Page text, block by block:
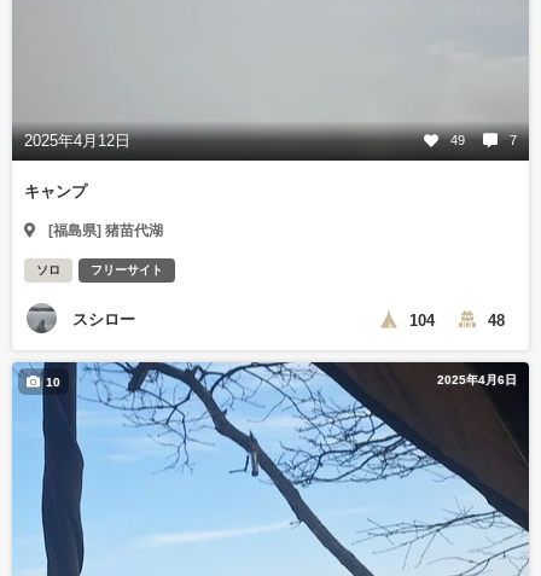
2025年4月12日 49 7
キャンプ
[福島県] 猪苗代湖
ソロ フリーサイト
スシロー 104 48
2025年4月6日
10